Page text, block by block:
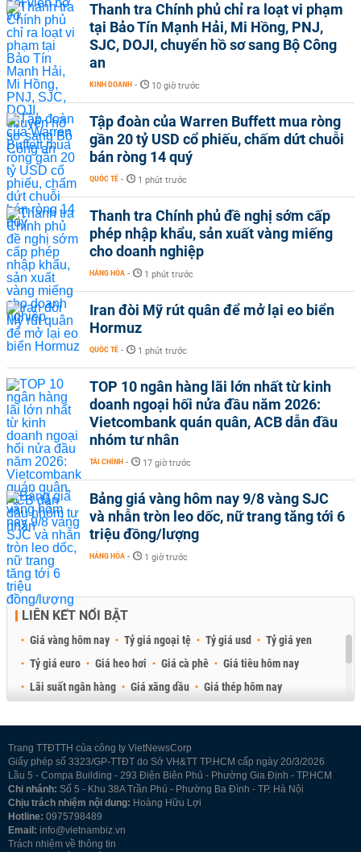
Thanh tra Chính phủ chỉ ra loạt vi phạm
tại Bảo Tín Mạnh Hải, Mi Hồng, PNJ,
SJC, DOJI, chuyển hồ sơ sang Bộ Công
an
KINH DOANH - 10 giờ trước
Tập đoàn của Warren Buffett mua ròng
gần 20 tỷ USD cổ phiếu, chấm dứt chuỗi
bán ròng 14 quý
QUỐC TẾ - 1 phút trước
Thanh tra Chính phủ đề nghị sớm cấp
phép nhập khẩu, sản xuất vàng miếng
cho doanh nghiệp
HÀNG HÓA - 1 phút trước
Iran đòi Mỹ rút quân để mở lại eo biển
Hormuz
QUỐC TẾ - 1 phút trước
TOP 10 ngân hàng lãi lớn nhất từ kinh
doanh ngoại hối nửa đầu năm 2026:
Vietcombank quán quân, ACB dẫn đầu
nhóm tư nhân
TÀI CHÍNH - 17 giờ trước
Bảng giá vàng hôm nay 9/8 vàng SJC
và nhẫn tròn leo dốc, nữ trang tăng tới 6
triệu đồng/lượng
HÀNG HÓA - 1 giờ trước
LIÊN KẾT NỔI BẬT
Giá vàng hôm nay Tỷ giá ngoại tệ Tỷ giá usd
Tỷ giá yen
Tỷ giá euro
Giá heo hơi Giá cà phê
Giá tiêu hôm nay
Lãi suất ngân hàng
Giá xăng dầu
Giá thép hôm nay
Trang TTĐTTH của công ty VietNewsCorp
Giấy phép số 3323/GP-TTĐT do Sở VH&TT TP.HCM cấp ngày 20/3/2026
Lầu 5 - Compa Building - 293 Điện Biên Phủ - Phường Gia Định - TP.HCM
Chi nhánh: Số 5 - Khu 38A Trần Phú - Phường Ba Đình - TP. Hà Nội
Chịu trách nhiệm nội dung: Hoàng Hữu Lợi
Hotline: 0975798489
Email: info@vietnambiz.vn
Trách nhiệm về thông tin